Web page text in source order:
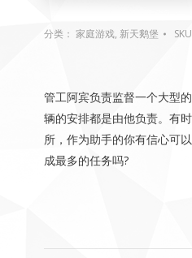
分类： 家庭游戏, 新天鹅堡
管工阿宾负责监督一个大型
辆的安排都是由他负责。有
所，作为助手的你有信心可
成最多的任务吗?